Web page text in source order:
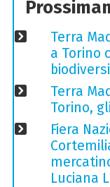
Terra
a Torino
Terra
Torino,
Fiera
Luciana